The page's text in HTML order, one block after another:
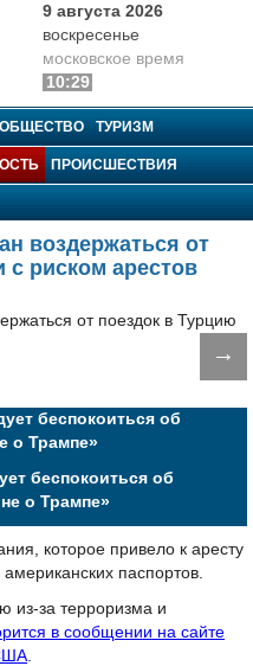
9 августа 2026
воскресенье
московское время
10:29
ОБЩЕСТВО ТУРИЗМ
ПРОИСШЕСТВИЯ
воздержаться от
с риском арестов
→
беспокоиться об
о Трампе»
которое привело к аресту
паспортов.
из-за терроризма и
в сообщении на сайте
.